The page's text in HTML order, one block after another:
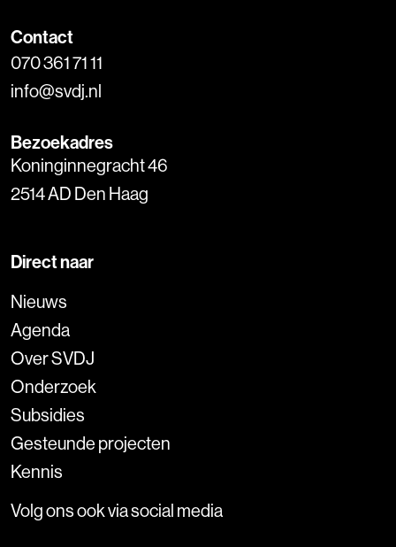
Contact
070 361 71 11
info@svdj.nl
Bezoekadres
Koninginnegracht 46
2514 AD Den Haag
Direct naar
Nieuws
Agenda
Over SVDJ
Onderzoek
Subsidies
Gesteunde projecten
Kennis
Volg ons ook via social media